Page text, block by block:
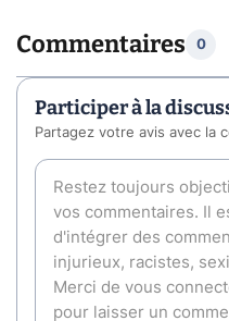
Commentaires 0
Participer à la
Partagez votre avis avec la